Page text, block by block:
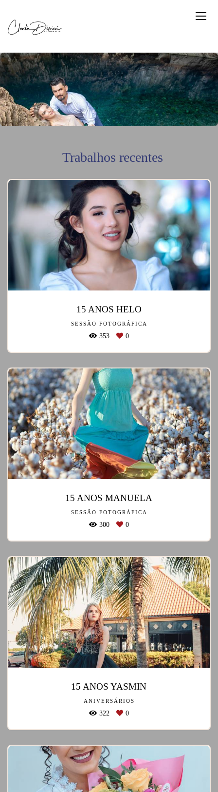
Trabalhos recentes
15 ANOS HELO
SESSÃO FOTOGRÁFICA
353 0
15 ANOS MANUELA
SESSÃO FOTOGRÁFICA
300 0
15 ANOS YASMIN
ANIVERSÁRIOS
322 0